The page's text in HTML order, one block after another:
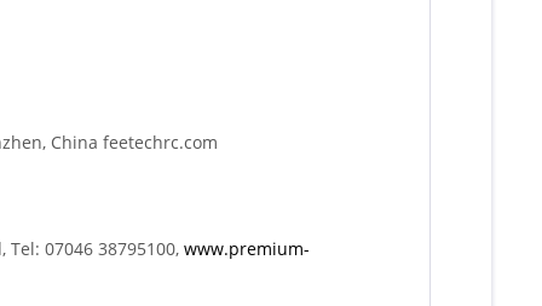
China feetechrc.com
07046 38795100, www.premium-